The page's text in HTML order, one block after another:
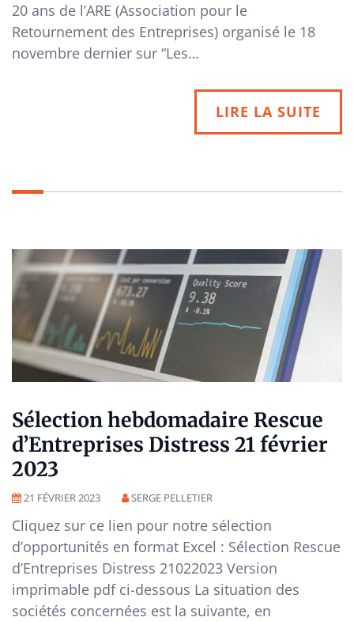
20 ans de l’ARE (Association pour le
Retournement des Entreprises) organisé le 18
novembre dernier sur “Les…
LIRE LA SUITE
Sélection hebdomadaire Rescue
d’Entreprises Distress 21 février
2023
21 FÉVRIER 2023 SERGE PELLETIER
Cliquez sur ce lien pour notre sélection
d’opportunités en format Excel : Sélection Rescue
d’Entreprises Distress 21022023 Version
imprimable pdf ci-dessous La situation des
sociétés concernées est la suivante, en